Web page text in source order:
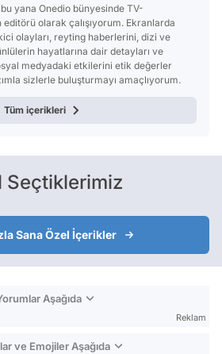
bu yana Onedio bünyesinde TV-
olarak çalışıyorum. Ekranlarda
olayları, reyting haberlerini, dizi ve
hayatlarına dair detayları ve
medyadaki etkilerini etik değerler
sizlerle buluşturmayı amaçlıyorum.
Tüm içerikleri
Seçtiklerimiz
Sana Özel İçerikler
Aşağıda
Reklam
ve Emojiler Aşağıda